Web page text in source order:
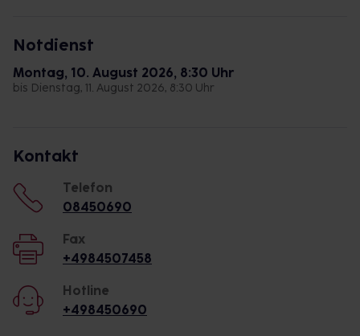
Notdienst
Montag, 10. August 2026, 8:30 Uhr
bis Dienstag, 11. August 2026, 8:30 Uhr
Kontakt
Telefon
08450690
Fax
+4984507458
Hotline
+498450690